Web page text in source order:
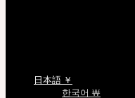
日本語 ￥
한국어 ￦